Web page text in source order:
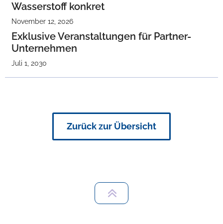
Wasserstoff konkret
November 12, 2026
Exklusive Veranstaltungen für Partner-
Unternehmen
Juli 1, 2030
Zurück zur Übersicht